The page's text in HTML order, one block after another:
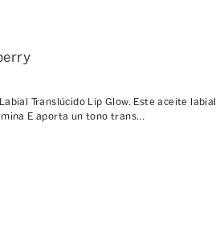
Translúcido Lip Glow. Este aceite labial
E aporta un tono trans...